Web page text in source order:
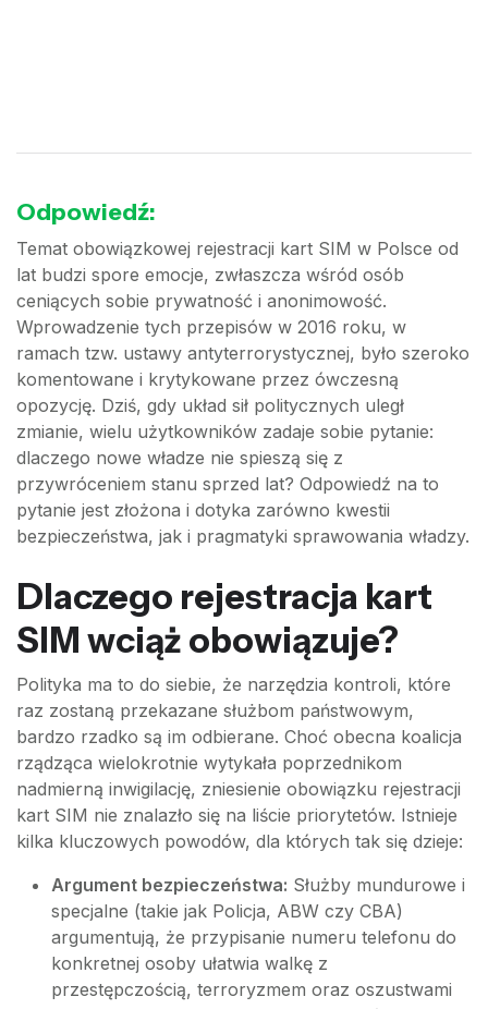
Odpowiedź:
Temat obowiązkowej rejestracji kart SIM w Polsce od
lat budzi spore emocje, zwłaszcza wśród osób
ceniących sobie prywatność i anonimowość.
Wprowadzenie tych przepisów w 2016 roku, w
ramach tzw. ustawy antyterrorystycznej, było szeroko
komentowane i krytykowane przez ówczesną
opozycję. Dziś, gdy układ sił politycznych uległ
zmianie, wielu użytkowników zadaje sobie pytanie:
dlaczego nowe władze nie spieszą się z
przywróceniem stanu sprzed lat? Odpowiedź na to
pytanie jest złożona i dotyka zarówno kwestii
bezpieczeństwa, jak i pragmatyki sprawowania władzy.
Dlaczego rejestracja kart
SIM wciąż obowiązuje?
Polityka ma to do siebie, że narzędzia kontroli, które
raz zostaną przekazane służbom państwowym,
bardzo rzadko są im odbierane. Choć obecna koalicja
rządząca wielokrotnie wytykała poprzednikom
nadmierną inwigilację, zniesienie obowiązku rejestracji
kart SIM nie znalazło się na liście priorytetów. Istnieje
kilka kluczowych powodów, dla których tak się dzieje:
Argument bezpieczeństwa: Służby mundurowe i
specjalne (takie jak Policja, ABW czy CBA)
argumentują, że przypisanie numeru telefonu do
konkretnej osoby ułatwia walkę z
przestępczością, terroryzmem oraz oszustwami